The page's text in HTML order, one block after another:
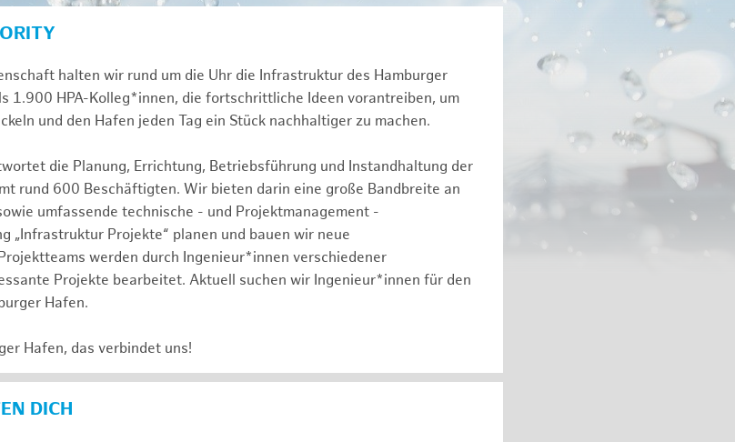
halten wir rund um die Uhr die Infrastruktur des Hamburger
1.900 HPA-Kolleg*innen, die fortschrittliche Ideen vorantreiben, um
und den Hafen jeden Tag ein Stück nachhaltiger zu machen.
die Planung, Errichtung, Betriebsführung und Instandhaltung der
rund 600 Beschäftigten. Wir bieten darin eine große Bandbreite an
umfassende technische - und Projektmanagement -
„Infrastruktur Projekte“ planen und bauen wir neue
werden durch Ingenieur*innen verschiedener
Projekte bearbeitet. Aktuell suchen wir Ingenieur*innen für den
Hafen.
Hafen, das verbindet uns!
DICH